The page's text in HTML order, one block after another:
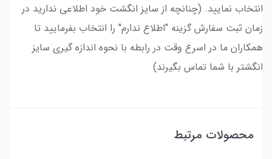
انتخاب نمایید. (چنانچه از سایز انگشت خود اطلاعی ندارید در
زمان ثبت سفارش گزینه "اطلاع ندارم" را انتخاب بفرمایید تا
همکاران ما در اسرع وقت در رابطه با نحوه اندازه گیری سایز
انگشتر با شما تماس بگیرند)
محصولات مرتبط